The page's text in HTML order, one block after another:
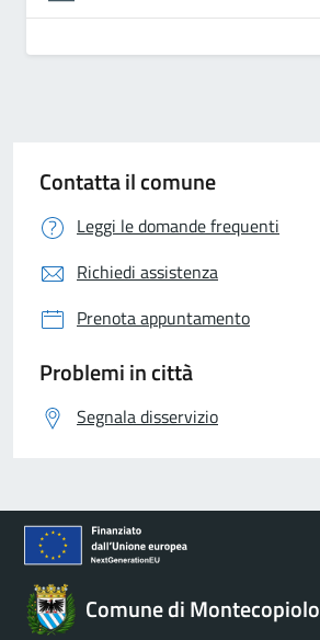
Contatta il comune
Leggi le domande frequenti
Richiedi assistenza
Prenota appuntamento
Problemi in città
Segnala disservizio
Comune di Montecopiolo